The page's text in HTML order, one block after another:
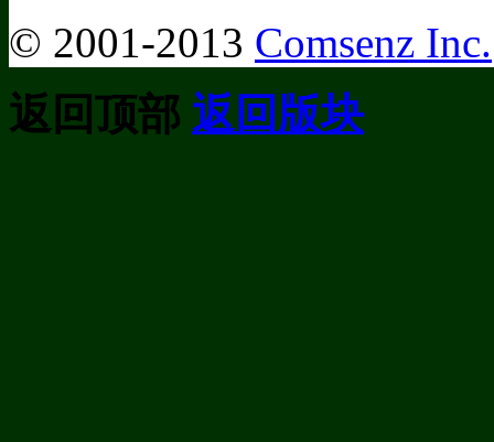
© 2001-2013 Comsenz Inc.
返回顶部 返回版块